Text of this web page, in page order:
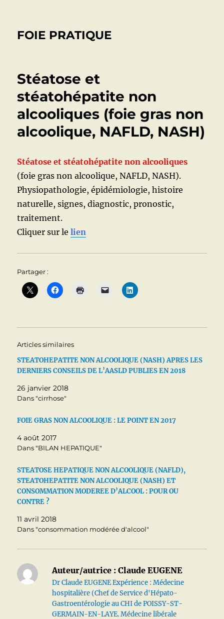
FOIE PRATIQUE
Stéatose et
stéatohépatite non
alcooliques (foie gras non
alcoolique, NAFLD, NASH)
Stéatose et stéatohépatite non alcooliques
(foie gras non alcoolique, NAFLD, NASH).
Physiopathologie, épidémiologie, histoire
naturelle, signes, diagnostic, pronostic,
traitement.
Cliquer sur lelien
Partager :
Articles similaires
STEATOHEPATITE NON ALCOOLIQUE (NASH) APRES LES
DERNIERS CONSEILS DE L’AASLD PUBLIES EN 2018
26 janvier 2018
Dans "cirrhose"
FOIE GRAS NON ALCOOLIQUE : LE POINT EN 2017
4 août 2017
Dans "BILAN HEPATIQUE"
STEATOSE HEPATIQUE NON ALCOOLIQUE (NAFLD),
STEATOHEPATITE NON ALCOOLIQUE (NASH) ET
CONSOMMATION MODEREE D’ALCOOL : POUR OU
CONTRE ?
11 avril 2018
Dans "consommation modérée d'alcool"
Auteur/autrice : Claude EUGENE
Dr Claude EUGENE Expérience : Médecine
hospitalière (Chef de Service d'Hépato-
Gastroentérologie au CHI de POISSY-ST-
GERMAIN-EN-LAYE. Médecine libérale